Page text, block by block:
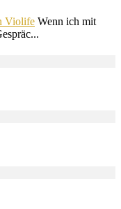
Violife Wenn ich mit